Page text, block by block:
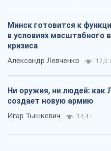
Минск готовится к
в условиях масштабного
кризиса
Александр Левченко 17,0
Ни оружия, ни людей: как
создает новую армию
Игар Тышкевич 14,4 т.